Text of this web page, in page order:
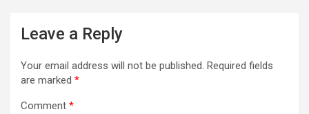
Leave a Reply
Your email address will not be published. Required fields
are marked *
Comment *